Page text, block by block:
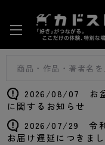
2026/08/07 お盆
に関するお知らせ
2026/07/29 令和
お届け遅延につきま